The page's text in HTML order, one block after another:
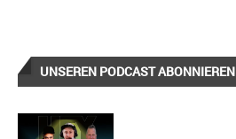
UNSEREN PODCAST ABONNIEREN